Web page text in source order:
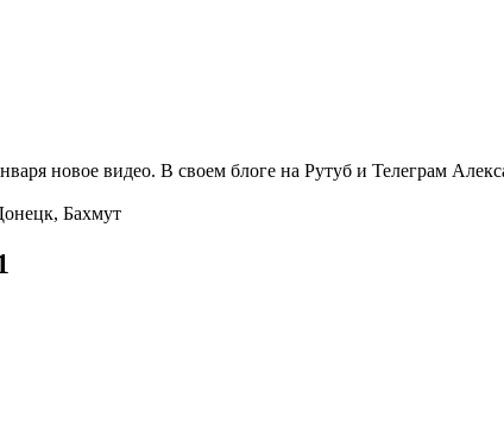
новое видео. В своем блоге на Рутуб и Телеграм
Бахмут